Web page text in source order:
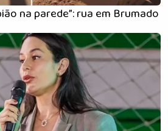
na parede”: rua em Brumado